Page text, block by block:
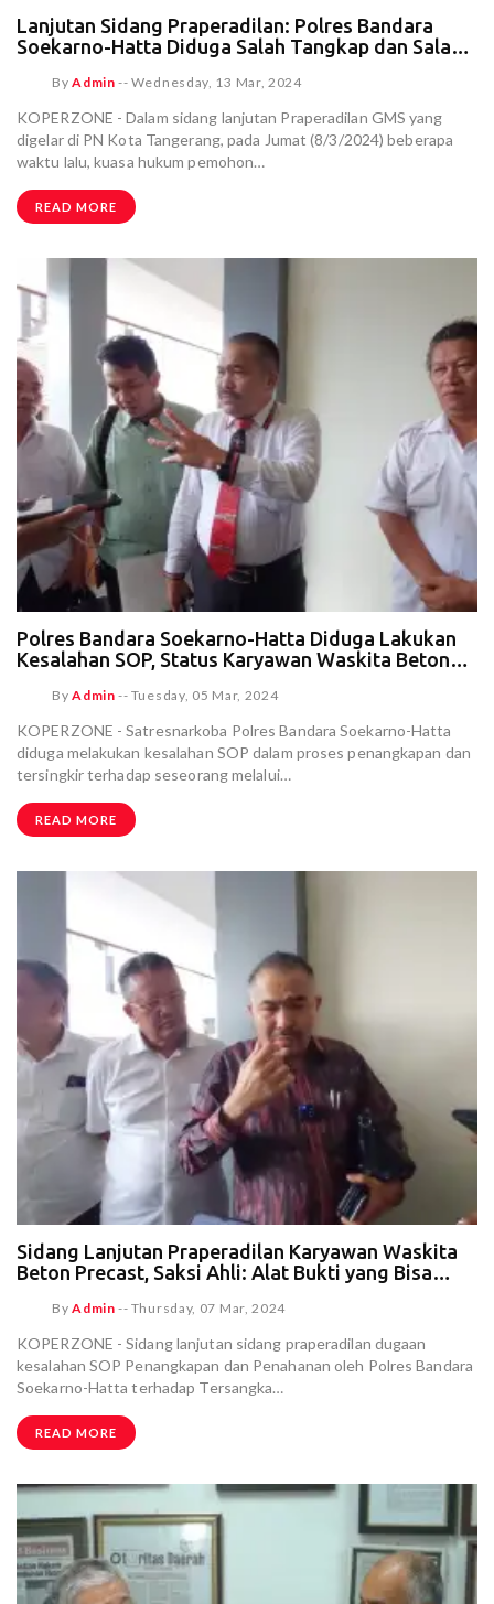
Lanjutan Sidang Praperadilan: Polres Bandara
Soekarno-Hatta Diduga Salah Tangkap dan Salah
ByAdmin -- Wednesday, 13 Mar, 2024
KOPERZONE - Dalam sidang lanjutan Praperadilan GMS yang
digelar di PN Kota Tangerang, pada Jumat (8/3/2024) beberapa
waktu lalu, kuasa hukum pemohon…
READ MORE
Polres Bandara Soekarno-Hatta Diduga Lakukan
Kesalahan SOP, Status Karyawan Waskita Beton
ByAdmin -- Tuesday, 05 Mar, 2024
KOPERZONE - Satresnarkoba Polres Bandara Soekarno-Hatta
diduga melakukan kesalahan SOP dalam proses penangkapan dan
tersingkir terhadap seseorang melalui…
READ MORE
Sidang Lanjutan Praperadilan Karyawan Waskita
Beton Precast, Saksi Ahli: Alat Bukti yang Bisa
ByAdmin -- Thursday, 07 Mar, 2024
KOPERZONE - Sidang lanjutan sidang praperadilan dugaan
kesalahan SOP Penangkapan dan Penahanan oleh Polres Bandara
Soekarno-Hatta terhadap Tersangka…
READ MORE